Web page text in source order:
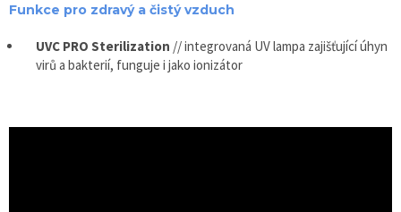
Funkce pro zdravý a čistý vzduch
UVC PRO Sterilization // integrovaná UV lampa zajišťující úhyn
virů a bakterií, funguje i jako ionizátor